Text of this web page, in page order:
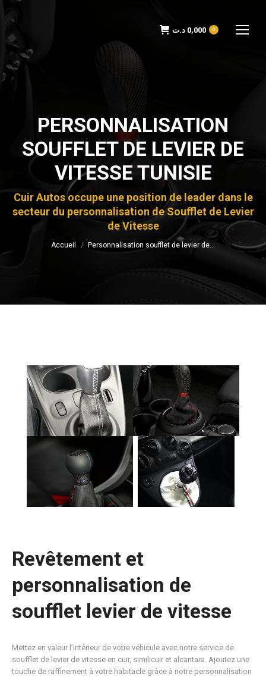
0,000 د.ت 0
PERSONNALISATION
SOUFFLET DE LEVIER DE
VITESSE TUNISIE
Cuir Autos occupe une position de leader dans le
secteur du personnalisation de Soufflet de Levier
de Vitesse
Vous êtes ici :
Accueil Personnalisation soufflet de levier de…
Revêtement et
personnalisation de
soufflet levier de vitesse
Mettez en valeur l’intérieur de votre véhicule avec notre service de
soufflet de levier de vitesse en cuir, similicuir et alcantara. Ajoutez une
touche de raffinement à votre habitacle grâce à notre personnalisation